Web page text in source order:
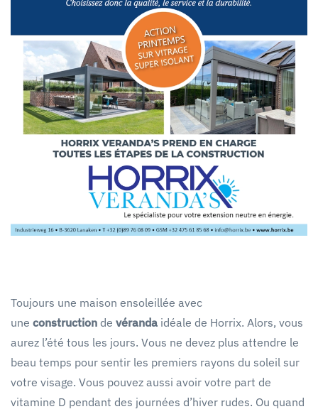
Toujours une maison ensoleillée avec
une construction de véranda idéale de Horrix. Alors, vous
aurez l’été tous les jours. Vous ne devez plus attendre le
beau temps pour sentir les premiers rayons du soleil sur
votre visage. Vous pouvez aussi avoir votre part de
vitamine D pendant des journées d’hiver rudes. Ou quand